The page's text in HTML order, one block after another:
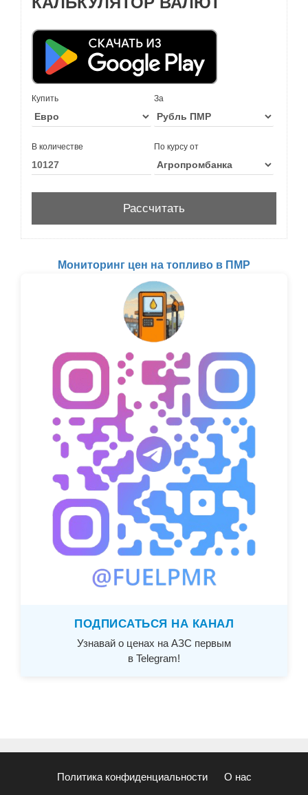
Купить За
В количестве По курсу от
Мониторинг цен на топливо в ПМР
ПОДПИСАТЬСЯ НА КАНАЛ
Узнавай о ценах на АЗС первым
в Telegram!
Политика конфиденциальности О нас